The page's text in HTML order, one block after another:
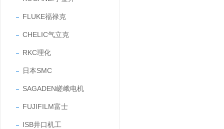
FLUKE福禄克
CHELIC气立克
RKC理化
日本SMC
SAGADEN嵯峨电机
FUJIFILM富士
ISB井口机工